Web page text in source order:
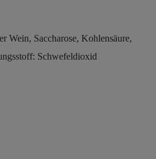
Wein, Saccharose, Kohlensäure,
Schwefeldioxid